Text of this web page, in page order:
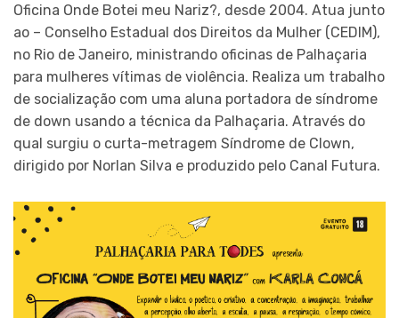
Oficina Onde Botei meu Nariz?, desde 2004. Atua junto
ao – Conselho Estadual dos Direitos da Mulher (CEDIM),
no Rio de Janeiro, ministrando oficinas de Palhaçaria
para mulheres vítimas de violência. Realiza um trabalho
de socialização com uma aluna portadora de síndrome
de down usando a técnica da Palhaçaria. Através do
qual surgiu o curta-metragem Síndrome de Clown,
dirigido por Norlan Silva e produzido pelo Canal Futura.